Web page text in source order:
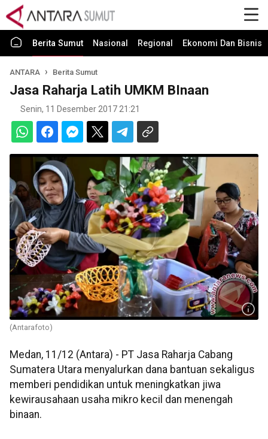
Berita Sumut Nasional Regional Ekonomi Dan Bisnis
ANTARA Berita Sumut
Jasa Raharja Latih UMKM BInaan
Senin, 11 Desember 2017 21:21
(Antarafoto)
Medan, 11/12 (Antara) - PT Jasa Raharja Cabang
Sumatera Utara menyalurkan dana bantuan sekaligus
memberi pendidikan untuk meningkatkan jiwa
kewirausahaan usaha mikro kecil dan menengah
binaan.